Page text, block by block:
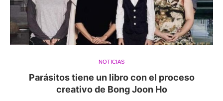
NOTICIAS
Parásitos tiene un libro con el proceso
creativo de Bong Joon Ho